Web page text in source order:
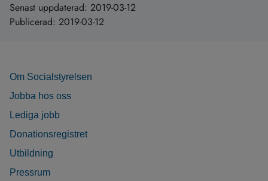
Senast uppdaterad: 2019-03-12
Publicerad: 2019-03-12
Om Socialstyrelsen
Jobba hos oss
Lediga jobb
Donationsregistret
Utbildning
Pressrum